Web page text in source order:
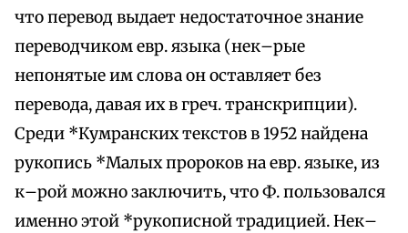
что перевод выдает недостаточное знание
переводчиком евр. языка (нек–рые
непонятые им слова он оставляет без
перевода, давая их в греч. транскрипции).
Среди *Кумранских текстов в 1952 найдена
рукопись *Малых пророков на евр. языке, из
к–рой можно заключить, что Ф. пользовался
именно этой *рукописной традицией. Нек–